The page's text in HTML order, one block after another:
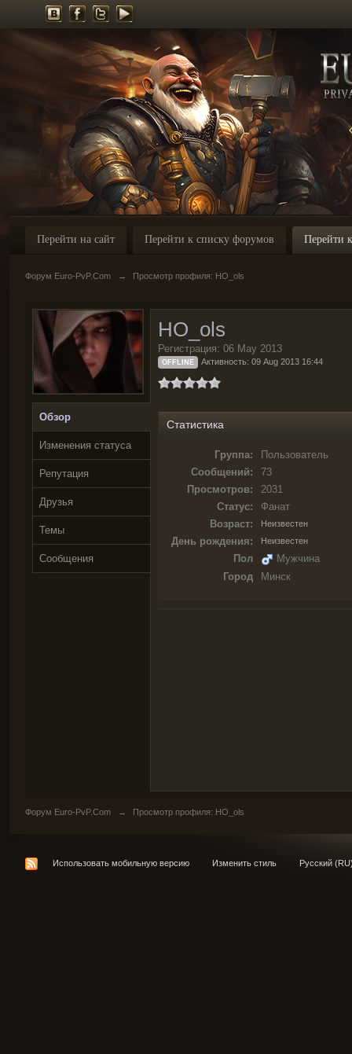
Перейти на сайт Перейти к списку форумов Перейти
Форум Euro-PvP.Com → Просмотр профиля: HO_ols
Обзор
Изменения статуса
Репутация
Друзья
Темы
Сообщения
HO_ols
Регистрация: 06 May 2013
OFFLINE Активность: 09 Aug 2013 16:44
Статистика
Группа:
Пользователь
Сообщений:
73
Просмотров:
2031
Статус:
Фанат
Возраст:
Неизвестен
День рождения: Неизвестен
Пол
Мужчина
Город
Минск
Форум Euro-PvP.Com → Просмотр профиля: HO_ols
Использовать мобильную версию Изменить стиль Русский